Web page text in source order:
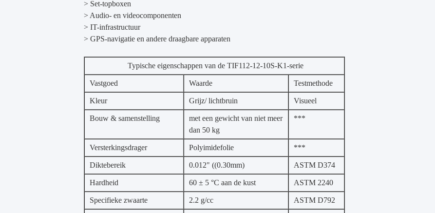
> Set-topboxen
> Audio- en videocomponenten
> IT-infrastructuur
> GPS-navigatie en andere draagbare apparaten
Typische eigenschappen van de TIF112-12-10S-K1-serie
Vastgoed Waarde Testmethode
Kleur Grijz/ lichtbruin Visueel
Bouw & samenstelling
met een gewicht van niet meer
dan 50 kg
***
Versterkingsdrager Polyimidefolie ***
Diktebereik 0.012" ((0.30mm) ASTM D374
Hardheid 60 ± 5 °C aan de kust ASTM 2240
Specifieke zwaarte 2.2 g/cc ASTM D792